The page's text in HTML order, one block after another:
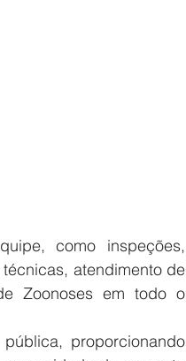
como inspeções,
atendimento de
Zoonoses em todo o
proporcionando